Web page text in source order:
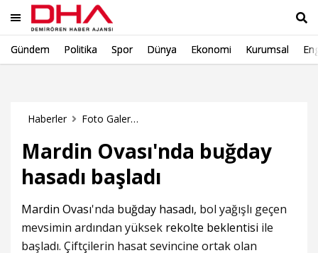
Gündem Politika Spor Dünya Ekonomi Kurumsal
Haberler Foto Galeri Haberleri
Mardin Ovası'nda buğday
hasadı başladı
Mardin Ovası'nda buğday hasadı, bol yağışlı geçen
mevsimin ardından yüksek rekolte beklentisi ile
başladı. Çiftçilerin hasat sevincine ortak olan